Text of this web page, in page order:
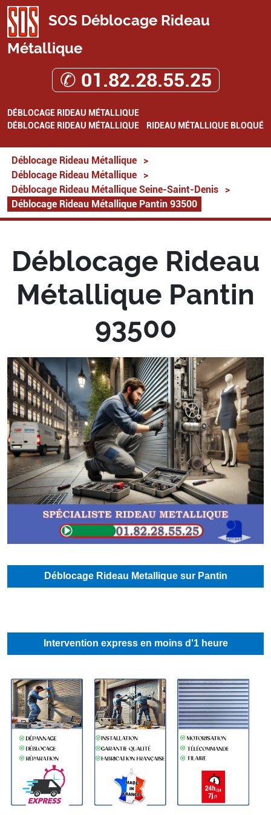
SOS Déblocage Rideau
Métallique
✆ 01.82.28.55.25
DÉBLOCAGE RIDEAU MÉTALLIQUE
DÉBLOCAGE RIDEAU MÉTALLIQUE
RIDEAU MÉTALLIQUE BLOQUÉ
Déblocage Rideau Métallique
>
Déblocage Rideau Métallique
>
Déblocage Rideau Métallique Seine-Saint-Denis
>
Déblocage Rideau Métallique Pantin 93500
Déblocage Rideau
Métallique Pantin
93500
Déblocage Rideau Metallique sur Pantin
Intervention express en moins d'1 heure